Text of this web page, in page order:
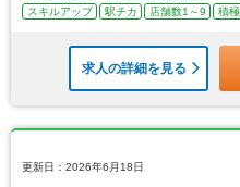
スキルアップ
駅チカ 店舗数1～9 積
求人の詳細を見る
更新日：2026年6月18日